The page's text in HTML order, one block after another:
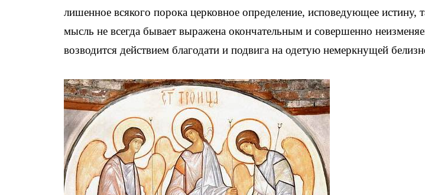
лишенное всякого порока церковное определение, исповедующее истину,
мысль не всегда бывает выражена окончательным и совершенно
возводится действием благодати и подвига на одетую немеркнущей